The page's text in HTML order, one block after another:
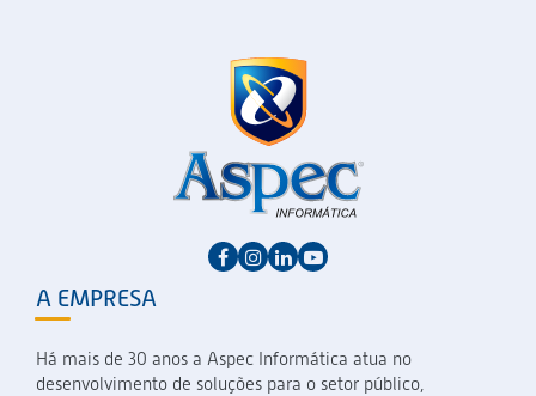
A EMPRESA
Há mais de 30 anos a Aspec Informática atua no
desenvolvimento de soluções para o setor público,